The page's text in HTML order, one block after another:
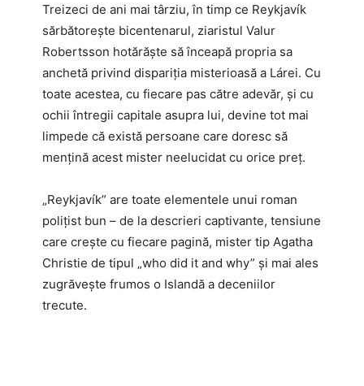
Treizeci de ani mai târziu, în timp ce Reykjavík
sărbătorește bicentenarul, ziaristul Valur
Robertsson hotărăște să înceapă propria sa
anchetă privind dispariția misterioasă a Lárei. Cu
toate acestea, cu fiecare pas către adevăr, și cu
ochii întregii capitale asupra lui, devine tot mai
limpede că există persoane care doresc să
mențină acest mister neelucidat cu orice preț.
„Reykjavík” are toate elementele unui roman
polițist bun – de la descrieri captivante, tensiune
care crește cu fiecare pagină, mister tip Agatha
Christie de tipul „who did it and why” și mai ales
zugrăvește frumos o Islandă a deceniilor
trecute.